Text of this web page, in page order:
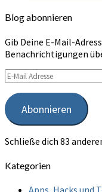
Blog abonnieren
Gib Deine E-Mail-
Benachrichtigungen
E-
Mail
Adresse
Abonnieren
Schließe dich 83
Kategorien